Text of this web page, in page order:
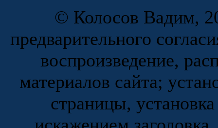
© Колосов Вадим,
предварительного
воспроизведение,
материалов сайта;
страницы,